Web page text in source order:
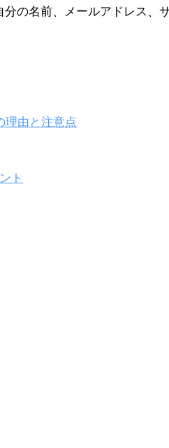
の名前、メールアドレス、
理由と注意点
ト